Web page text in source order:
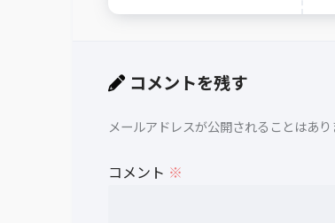
コメントを残す
メールアドレスが公開されることはあり
コメント ※